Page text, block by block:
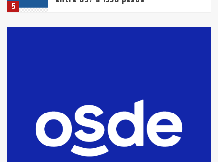
5
fueron detenidos por
comercialización de drogas en la
tarde del sábado
T.Lauquen: se vendió el edificio de
lo que fue la planta Industrial del